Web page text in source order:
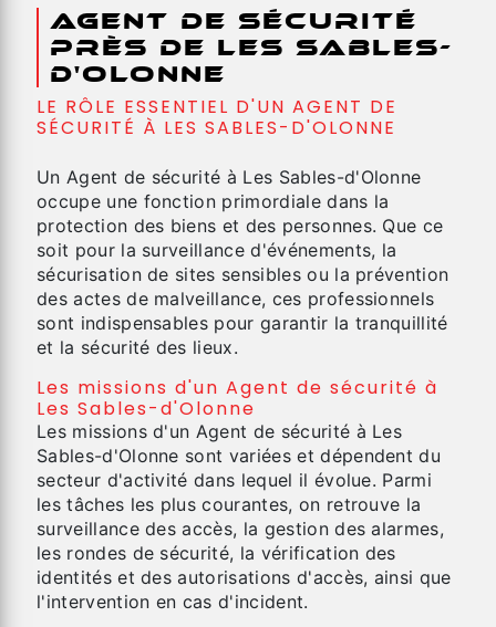
Agent de sécurité
près de Les Sables-
d'Olonne
LE RÔLE ESSENTIEL D'UN AGENT DE
SÉCURITÉ À LES SABLES-D'OLONNE
Un Agent de sécurité à Les Sables-d'Olonne
occupe une fonction primordiale dans la
protection des biens et des personnes. Que ce
soit pour la surveillance d'événements, la
sécurisation de sites sensibles ou la prévention
des actes de malveillance, ces professionnels
sont indispensables pour garantir la tranquillité
et la sécurité des lieux.
Les missions d'un Agent de sécurité à
Les Sables-d'Olonne
Les missions d'un Agent de sécurité à Les
Sables-d'Olonne sont variées et dépendent du
secteur d'activité dans lequel il évolue. Parmi
les tâches les plus courantes, on retrouve la
surveillance des accès, la gestion des alarmes,
les rondes de sécurité, la vérification des
identités et des autorisations d'accès, ainsi que
l'intervention en cas d'incident.